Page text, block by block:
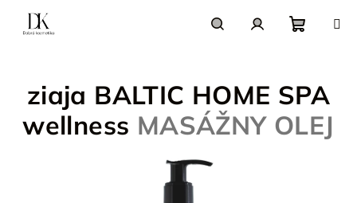
obsah
košík
ziaja BALTIC HOME SPA
wellness MASÁŽNY OLEJ